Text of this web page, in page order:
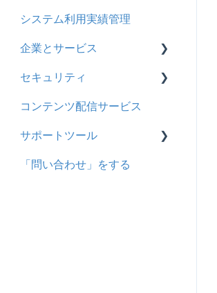
システム利用実績管理
企業とサービス
用語の定義
企業について
統合ユーザーについて
サービスについて
セキュリティ
シングルサインオン設定
証明書認証
MFA(多要素認証)
コンテンツ配信サービス
サポートツール
基本操作
「問い合わせ」をする